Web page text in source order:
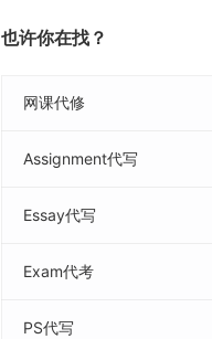
也许你在找？
网课代修
Assignment代写
Essay代写
Exam代考
PS代写